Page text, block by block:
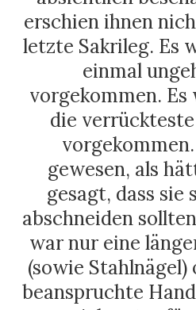
erschien ihnen
letzte Sakrileg. Es
einmal
vorgekommen.
die
gewesen, als
gesagt, dass sie
abschneiden
war nur eine
(sowie Stahlnägel)
beanspruchte